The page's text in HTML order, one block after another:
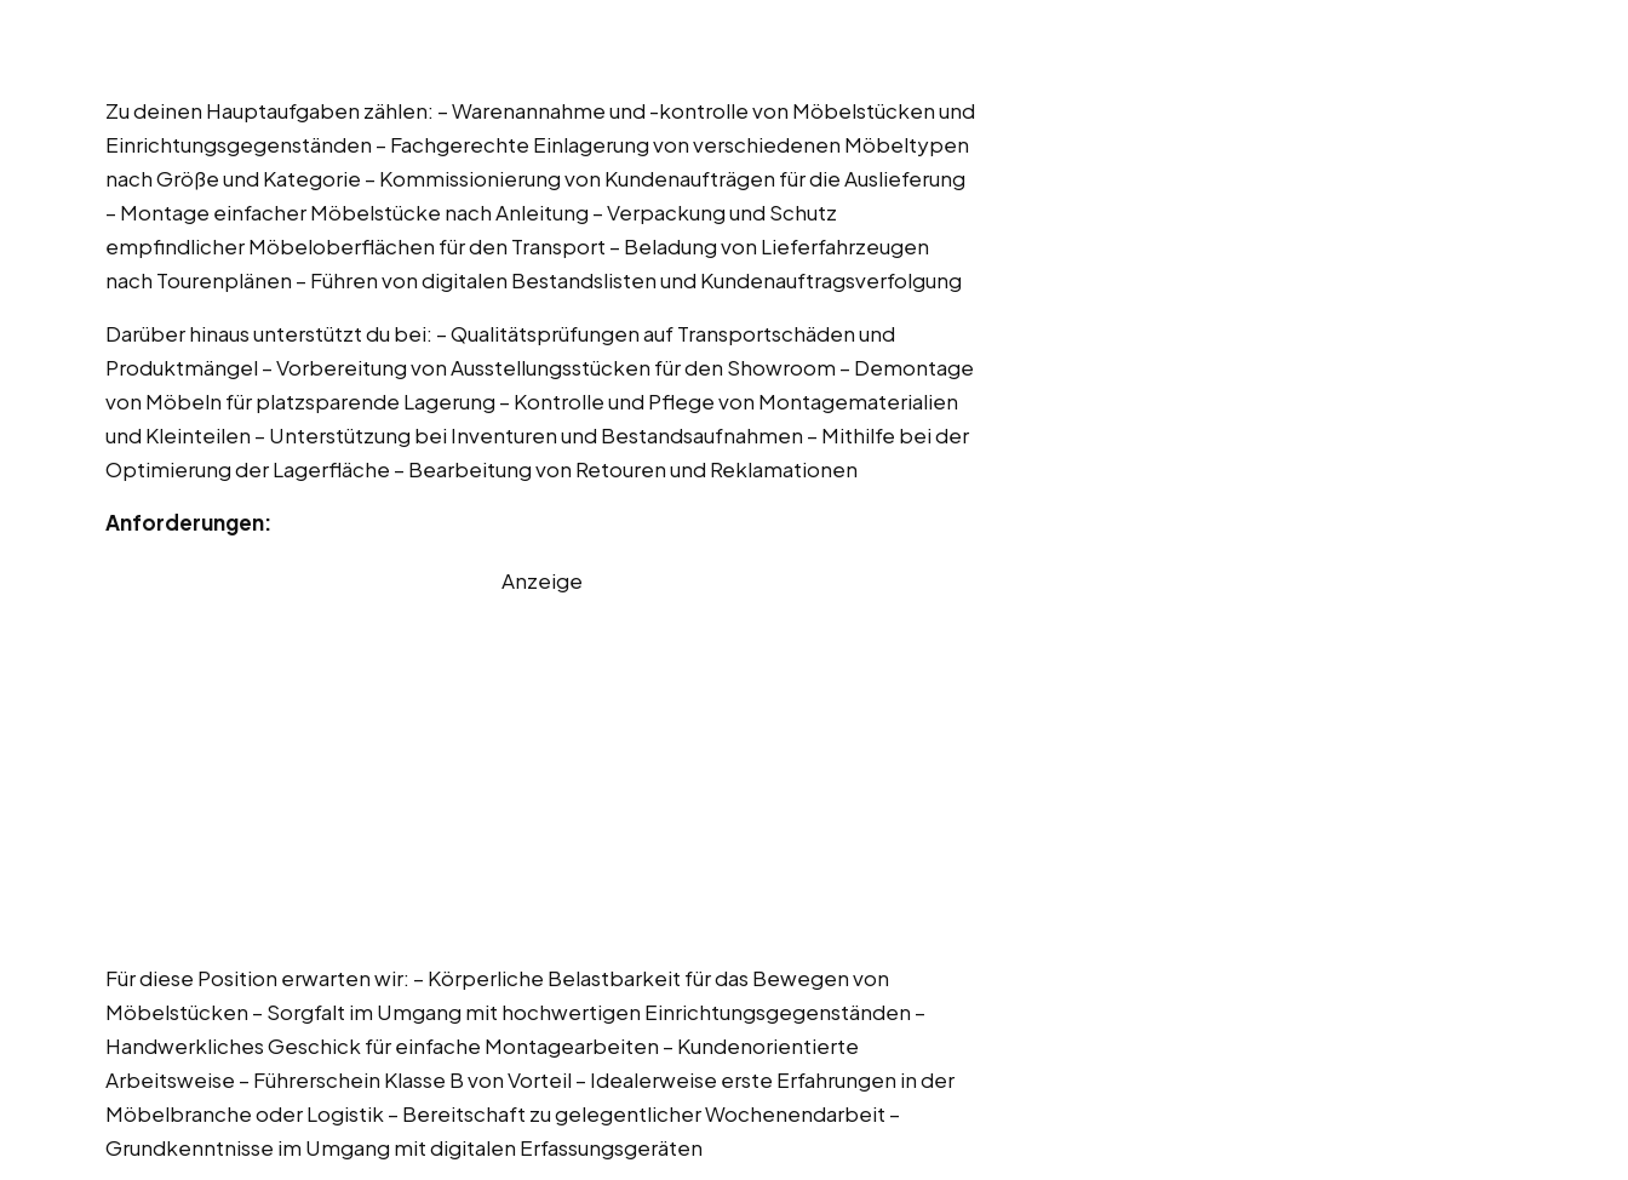
Zu deinen Hauptaufgaben zählen: – Warenannahme und -kontrolle von Möbelstücken und
Einrichtungsgegenständen – Fachgerechte Einlagerung von verschiedenen Möbeltypen
nach Größe und Kategorie – Kommissionierung von Kundenaufträgen für die Auslieferung
– Montage einfacher Möbelstücke nach Anleitung – Verpackung und Schutz
empfindlicher Möbeloberflächen für den Transport – Beladung von Lieferfahrzeugen
nach Tourenplänen – Führen von digitalen Bestandslisten und Kundenauftragsverfolgung
Darüber hinaus unterstützt du bei: – Qualitätsprüfungen auf Transportschäden und
Produktmängel – Vorbereitung von Ausstellungsstücken für den Showroom – Demontage
von Möbeln für platzsparende Lagerung – Kontrolle und Pflege von Montagematerialien
und Kleinteilen – Unterstützung bei Inventuren und Bestandsaufnahmen – Mithilfe bei der
Optimierung der Lagerfläche – Bearbeitung von Retouren und Reklamationen
Anforderungen:
Anzeige
Für diese Position erwarten wir: – Körperliche Belastbarkeit für das Bewegen von
Möbelstücken – Sorgfalt im Umgang mit hochwertigen Einrichtungsgegenständen –
Handwerkliches Geschick für einfache Montagearbeiten – Kundenorientierte
Arbeitsweise – Führerschein Klasse B von Vorteil – Idealerweise erste Erfahrungen in der
Möbelbranche oder Logistik – Bereitschaft zu gelegentlicher Wochenendarbeit –
Grundkenntnisse im Umgang mit digitalen Erfassungsgeräten